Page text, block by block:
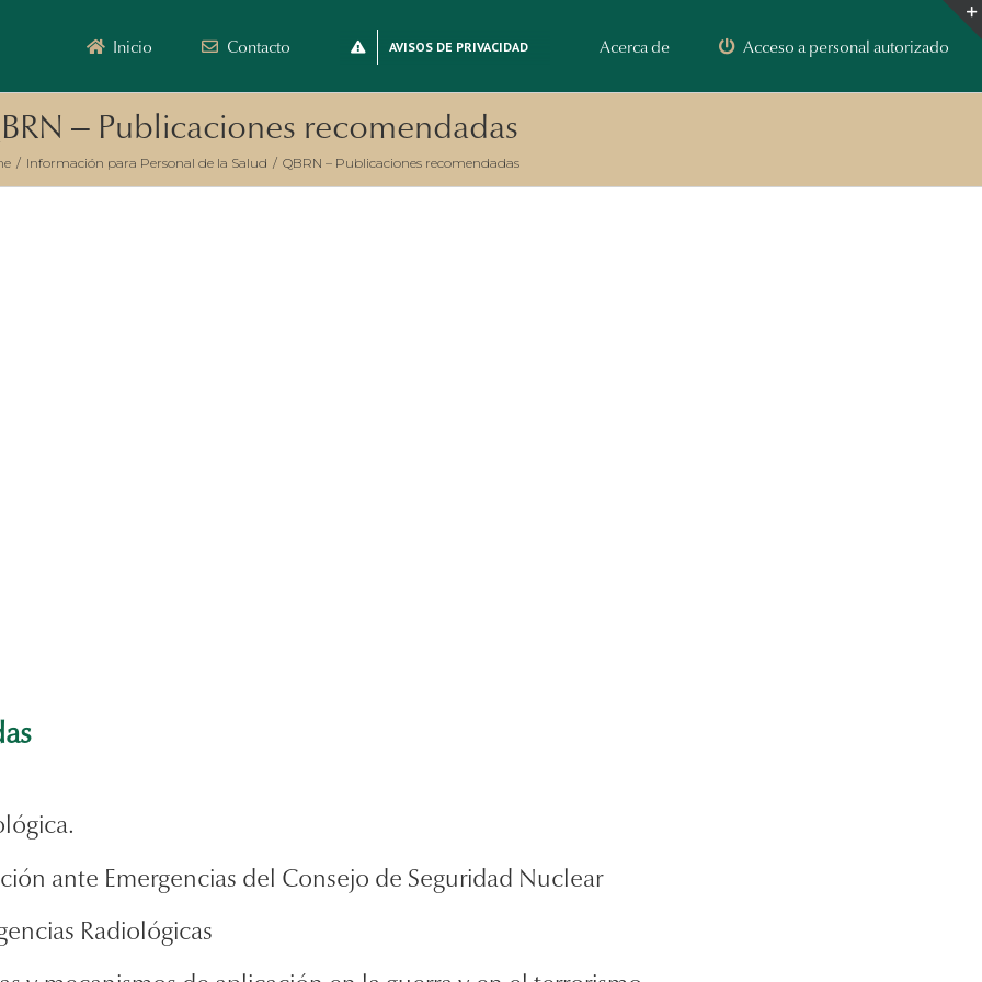
Inicio Contacto AVISOS DE PRIVACIDAD Acerca de Acceso a personal autorizado
– Publicaciones recomendadas
/ Información para Personal de la Salud / QBRN – Publicaciones recomendadas
ante Emergencias del Consejo de Seguridad Nuclear
Radiológicas